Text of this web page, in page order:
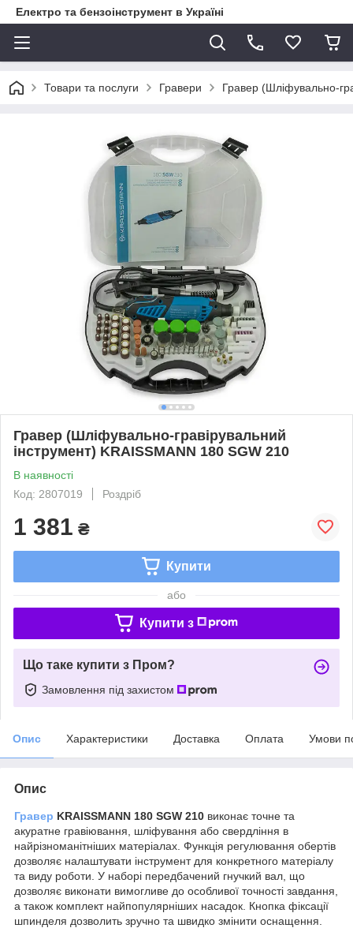
Електро та бензоінструмент в Україні
Товари та послуги Гравери Гравер (Шліфувально-
Гравер (Шліфувально-гравірувальний
інструмент) KRAISSMANN 180 SGW 210
В наявності
Код: 2807019
Роздріб
1 381 ₴
Купити
або
Купити з
Що таке купити з Пром?
Замовлення під захистом
Опис Характеристики Доставка Оплата Умови
Опис
Гравер KRAISSMANN 180 SGW 210 виконає точне та
акуратне гравіювання, шліфування або свердління в
найрізноманітніших матеріалах. Функція регулювання обертів
дозволяє налаштувати інструмент для конкретного матеріалу
та виду роботи. У наборі передбачений гнучкий вал, що
дозволяє виконати вимогливе до особливої ​​точності завдання,
а також комплект найпопулярніших насадок. Кнопка фіксації
шпинделя дозволить зручно та швидко змінити оснащення.